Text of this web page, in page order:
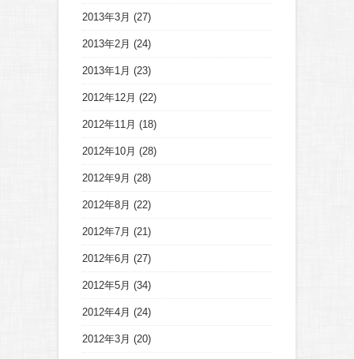
2013年3月 (27)
2013年2月 (24)
2013年1月 (23)
2012年12月 (22)
2012年11月 (18)
2012年10月 (28)
2012年9月 (28)
2012年8月 (22)
2012年7月 (21)
2012年6月 (27)
2012年5月 (34)
2012年4月 (24)
2012年3月 (20)